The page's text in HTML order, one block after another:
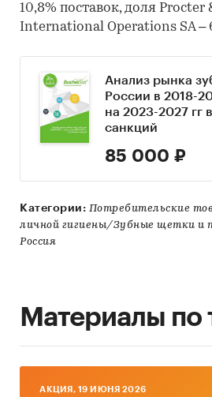
10,8% поставок, доля Procter
International Operations SA –
Анализ рынка
России в 2018-
на 2023-2027 гг
санкций
85 000 ₽
Категории: Потребительские
личной гигиены/Зубные щетки и
Россия
Материалы по
AКЦИЯ, 19 ИЮНЯ 2026